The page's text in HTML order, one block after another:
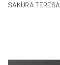
SAKURA TERESA